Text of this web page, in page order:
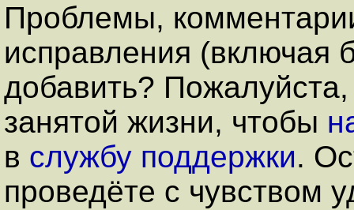
Проблемы,
исправления (включая
добавить?
занятой жизни, чтобы
в службу поддержки.
проведёте с чувством